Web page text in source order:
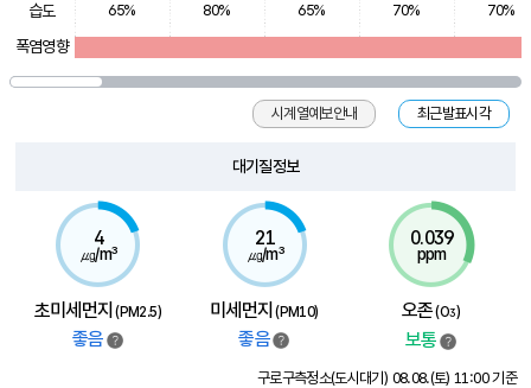
습도
폭염영향
65% 80% 65% 70% 70%
시계열예보안내 최근발표시각
대기질정보
초미세먼지 (PM2.5)
4
㎍/m³
좋음
미세먼지 (PM10)
21
㎍/m³
좋음
오존(O3)
0.039
ppm
보통
구로구측정소(도시대기) 08.08.(토) 11:00 기준